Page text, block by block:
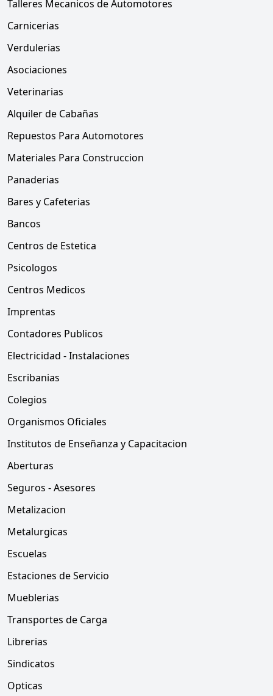
Talleres Mecanicos de Automotores
Carnicerias
Verdulerias
Asociaciones
Veterinarias
Alquiler de Cabañas
Repuestos Para Automotores
Materiales Para Construccion
Panaderias
Bares y Cafeterias
Bancos
Centros de Estetica
Psicologos
Centros Medicos
Imprentas
Contadores Publicos
Electricidad - Instalaciones
Escribanias
Colegios
Organismos Oficiales
Institutos de Enseñanza y Capacitacion
Aberturas
Seguros - Asesores
Metalizacion
Metalurgicas
Escuelas
Estaciones de Servicio
Mueblerias
Transportes de Carga
Librerias
Sindicatos
Opticas